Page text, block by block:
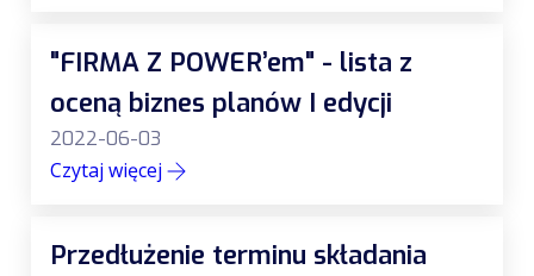
"FIRMA Z POWER’em" - lista z
oceną biznes planów I edycji
2022-06-03
Czytaj więcej
Przedłużenie terminu składania